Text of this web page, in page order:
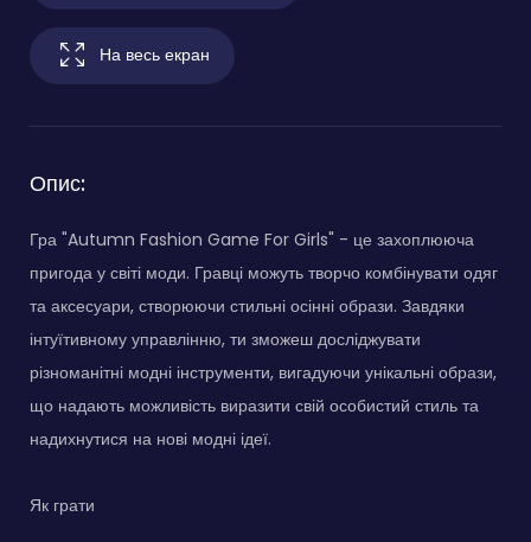
На весь екран
Опис:
Гра "Autumn Fashion Game For Girls" - це захоплююча
пригода у світі моди. Гравці можуть творчо комбінувати одяг
та аксесуари, створюючи стильні осінні образи. Завдяки
інтуїтивному управлінню, ти зможеш досліджувати
різноманітні модні інструменти, вигадуючи унікальні образи,
що надають можливість виразити свій особистий стиль та
надихнутися на нові модні ідеї.
Як грати